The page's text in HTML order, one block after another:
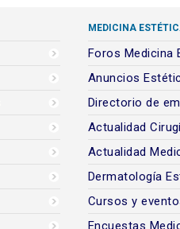
MEDICINA
Foros Medicina
Anuncios
Directorio de
Actualidad
Actualidad
Dermatología
Cursos y
Encuestas